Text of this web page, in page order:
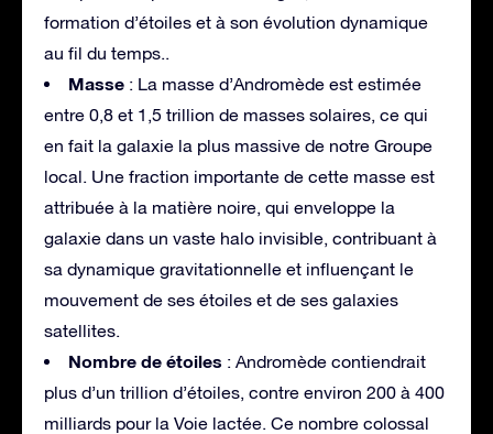
formation d’étoiles et à son évolution dynamique
au fil du temps..
Masse : La masse d’Andromède est estimée
entre 0,8 et 1,5 trillion de masses solaires, ce qui
en fait la galaxie la plus massive de notre Groupe
local. Une fraction importante de cette masse est
attribuée à la matière noire, qui enveloppe la
galaxie dans un vaste halo invisible, contribuant à
sa dynamique gravitationnelle et influençant le
mouvement de ses étoiles et de ses galaxies
satellites.
Nombre de étoiles : Andromède contiendrait
plus d’un trillion d’étoiles, contre environ 200 à 400
milliards pour la Voie lactée. Ce nombre colossal